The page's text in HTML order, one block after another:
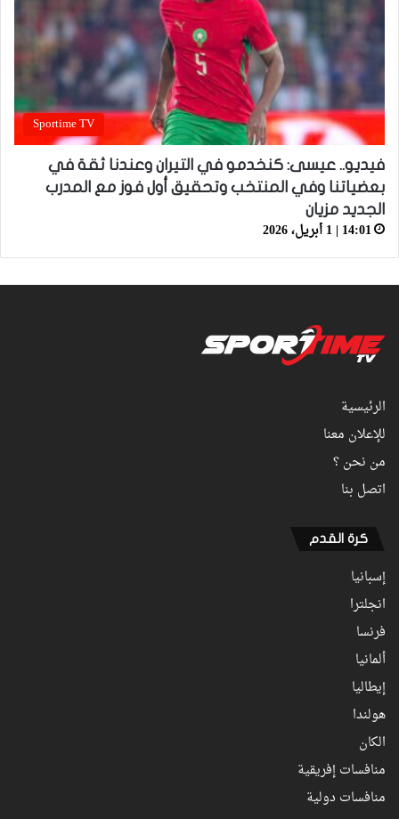
Sportime TV
فيديو.. عيسى: كنخدمو في التيران وعندنا ثقة في
بعضياتنا وفي المنتخب وتحقيق أول فوز مع المدرب
الجديد مزيان
14:01 | 1 أبريل، 2026
الرئيسية
للإعلان معنا
من نحن ؟
اتصل بنا
كرة القدم
إسبانيا
انجلترا
فرنسا
ألمانيا
إيطاليا
هولندا
الكان
منافسات إفريقية
منافسات دولية